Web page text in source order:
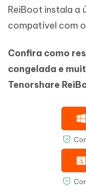
ReiBoot instala a
compatível com o
Confira como
congelada e
Tenorshare